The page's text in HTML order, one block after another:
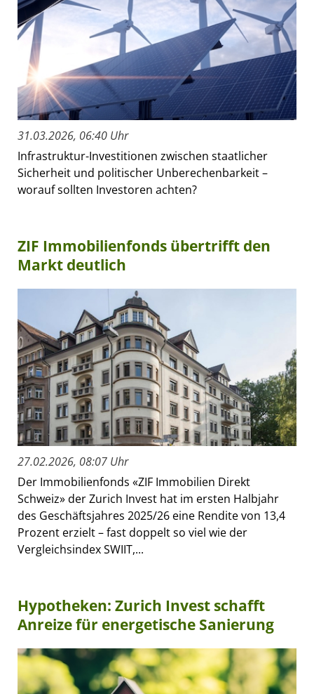
31.03.2026, 06:40 Uhr
Infrastruktur-Investitionen zwischen staatlicher
Sicherheit und politischer Unberechenbarkeit –
worauf sollten Investoren achten?
ZIF Immobilienfonds übertrifft den
Markt deutlich
27.02.2026, 08:07 Uhr
Der Immobilienfonds «ZIF Immobilien Direkt
Schweiz» der Zurich Invest hat im ersten Halbjahr
des Geschäftsjahres 2025/26 eine Rendite von 13,4
Prozent erzielt – fast doppelt so viel wie der
Vergleichsindex SWIIT,...
Hypotheken: Zurich Invest schafft
Anreize für energetische Sanierung